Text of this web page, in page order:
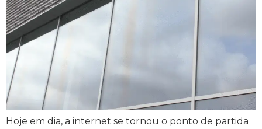
Hoje em dia, a internet se tornou o ponto de partida